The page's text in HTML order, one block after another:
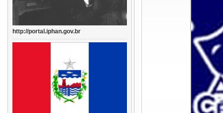
http://portal.iphan.gov.br